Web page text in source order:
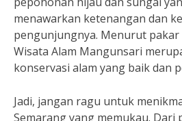
menawarkan ketenangan dan
pengunjungnya. Menurut
Wisata Alam Mangunsari
konservasi alam yang baik dan
Jadi, jangan ragu untuk
Semarang yang memukau. Dari